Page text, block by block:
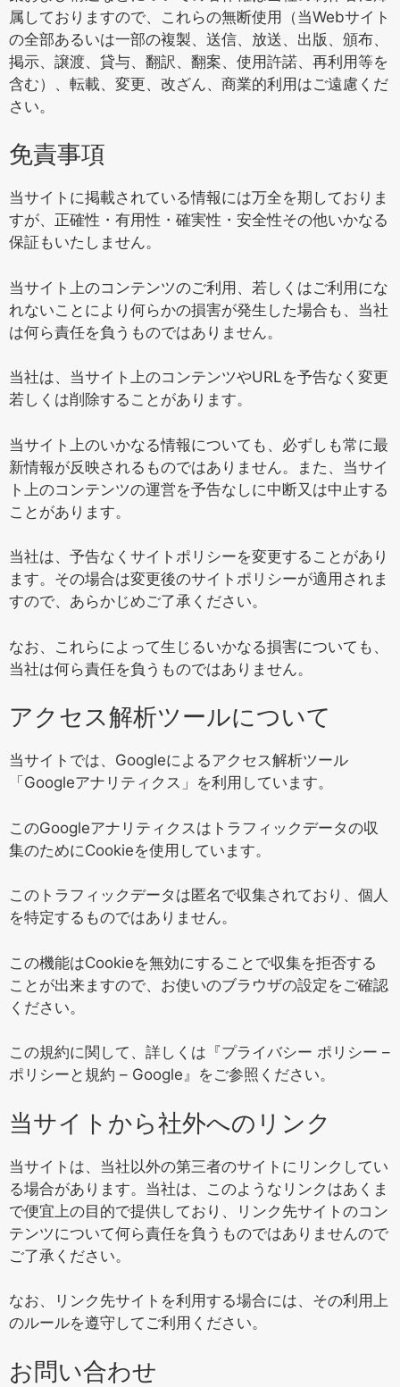
属しておりますので、これらの無断使用（当Webサイト
の全部あるいは一部の複製、送信、放送、出版、頒布、
掲示、譲渡、貸与、翻訳、翻案、使用許諾、再利用等を
含む）、転載、変更、改ざん、商業的利用はご遠慮くだ
さい。
免責事項
当サイトに掲載されている情報には万全を期しておりま
すが、正確性・有用性・確実性・安全性その他いかなる
保証もいたしません。
当サイト上のコンテンツのご利用、若しくはご利用にな
れないことにより何らかの損害が発生した場合も、当社
は何ら責任を負うものではありません。
当社は、当サイト上のコンテンツやURLを予告なく変更
若しくは削除することがあります。
当サイト上のいかなる情報についても、必ずしも常に最
新情報が反映されるものではありません。また、当サイ
ト上のコンテンツの運営を予告なしに中断又は中止する
ことがあります。
当社は、予告なくサイトポリシーを変更することがあり
ます。その場合は変更後のサイトポリシーが適用されま
すので、あらかじめご了承ください。
なお、これらによって生じるいかなる損害についても、
当社は何ら責任を負うものではありません。
アクセス解析ツールについて
当サイトでは、Googleによるアクセス解析ツール
「Googleアナリティクス」を利用しています。
このGoogleアナリティクスはトラフィックデータの収
集のためにCookieを使用しています。
このトラフィックデータは匿名で収集されており、個人
を特定するものではありません。
この機能はCookieを無効にすることで収集を拒否する
ことが出来ますので、お使いのブラウザの設定をご確認
ください。
この規約に関して、詳しくは『プライバシー ポリシー –
ポリシーと規約 – Google』をご参照ください。
当サイトから社外へのリンク
当サイトは、当社以外の第三者のサイトにリンクしてい
る場合があります。当社は、このようなリンクはあくま
で便宜上の目的で提供しており、リンク先サイトのコン
テンツについて何ら責任を負うものではありませんので
ご了承ください。
なお、リンク先サイトを利用する場合には、その利用上
のルールを遵守してご利用ください。
お問い合わせ